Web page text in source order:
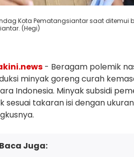
Kota Pematangsiantar saat ditemui
(Hegi)
- Beragam polemik
minyak goreng curah
Indonesia. Minyak subsidi
sesuai takaran isi dengan
Baca Juga: